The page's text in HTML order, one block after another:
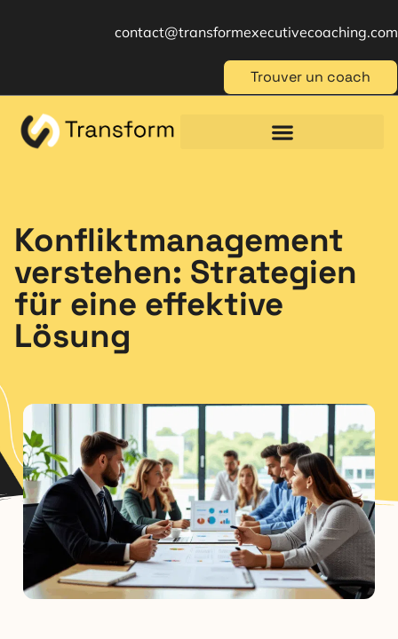
contact@transformexecutivecoaching.com
Trouver un coach
Konfliktmanagement
verstehen: Strategien
für eine effektive
Lösung